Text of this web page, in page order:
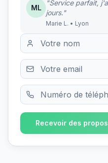
ML
"Service parfait,
jours."
Marie L. • Lyon
Recevoir des